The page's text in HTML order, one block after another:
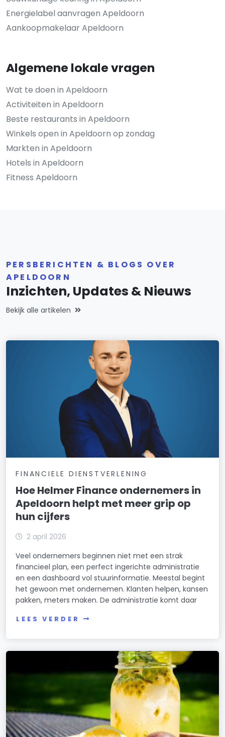
Energielabel aanvragen Apeldoorn
Aankoopmakelaar Apeldoorn
Algemene lokale vragen
Wat te doen in Apeldoorn
Activiteiten in Apeldoorn
Beste restaurants in Apeldoorn
Winkels open in Apeldoorn op zondag
Markten in Apeldoorn
Hotels in Apeldoorn
Fitness Apeldoorn
PERSBERICHTEN & BLOGS OVER
APELDOORN
Inzichten, Updates & Nieuws
Bekijk alle artikelen
FINANCIELE DIENSTVERLENING
Hoe Helmer Finance ondernemers in
Apeldoorn helpt met meer grip op
hun cijfers
2 april 2026
Veel ondernemers beginnen niet met een strak
financieel plan, een perfect ingerichte administratie
en een dashboard vol stuurinformatie. Meestal begint
het gewoon met ondernemen. Klanten helpen, kansen
pakken, meters maken. De administratie komt daar
LEES VERDER